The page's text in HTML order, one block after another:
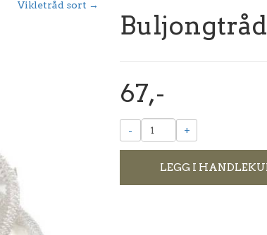
Vikletråd sort →
67,-
- +
LEGG I